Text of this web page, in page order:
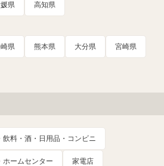
県 高知県
県 熊本県 大分県 宮崎県
飲料・酒・日用品・コンビニ
ホームセンター 家電店